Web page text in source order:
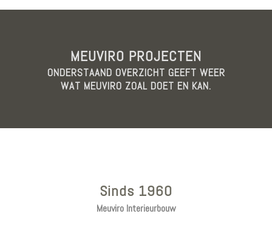
MEUVIRO PROJECTEN
ONDERSTAAND OVERZICHT GEEFT WEER
WAT MEUVIRO ZOAL DOET EN KAN.
Sinds 1960
Meuviro Interieurbouw